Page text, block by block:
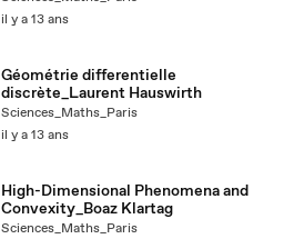
il y a 13 ans
Géométrie differentielle
discrète_Laurent Hauswirth
Sciences_Maths_Paris
il y a 13 ans
High-Dimensional Phenomena and
Convexity_Boaz Klartag
Sciences_Maths_Paris